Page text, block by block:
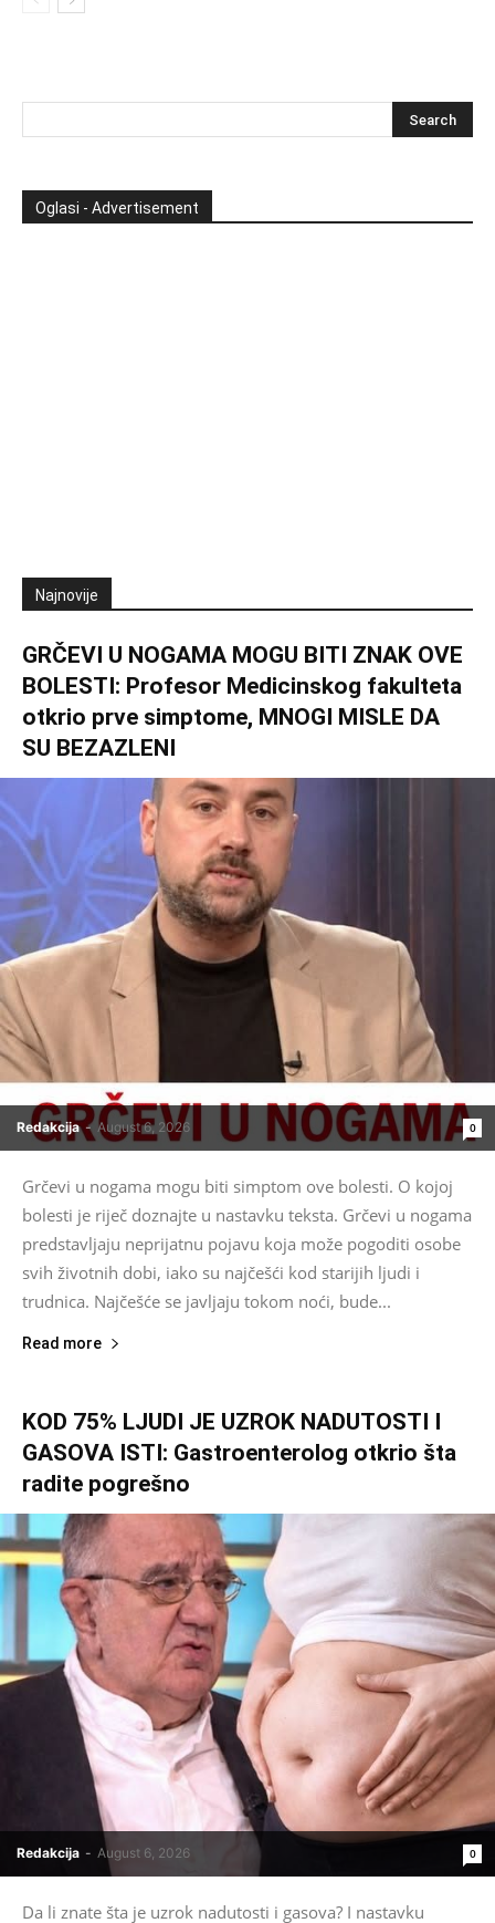
Oglasi - Advertisement
Najnovije
GRČEVI U NOGAMA MOGU BITI ZNAK OVE
BOLESTI: Profesor Medicinskog fakulteta
otkrio prve simptome, MNOGI MISLE DA
SU BEZAZLENI
Redakcija - August 6, 2026 0
Grčevi u nogama mogu biti simptom ove bolesti. O kojoj
bolesti je riječ doznajte u nastavku teksta. Grčevi u nogama
predstavljaju neprijatnu pojavu koja može pogoditi osobe
svih životnih dobi, iako su najčešći kod starijih ljudi i
trudnica. Najčešće se javljaju tokom noći, bude...
Read more
KOD 75% LJUDI JE UZROK NADUTOSTI I
GASOVA ISTI: Gastroenterolog otkrio šta
radite pogrešno
Redakcija - August 6, 2026 0
Da li znate šta je uzrok nadutosti i gasova? I nastavku